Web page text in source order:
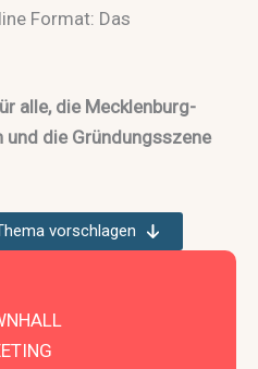
Format: Das
alle, die Mecklenburg-
die Gründungsszene
vorschlagen